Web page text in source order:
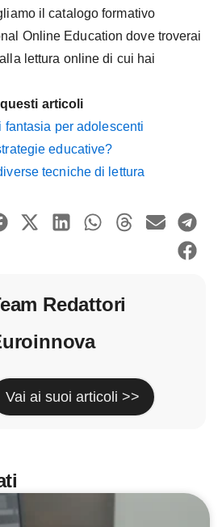
il catalogo formativo
Online Education dove troverai
lettura online di cui hai
articoli
fantasia per adolescenti
educative?
tecniche di lettura
Redattori
Vai ai suoi articoli >>